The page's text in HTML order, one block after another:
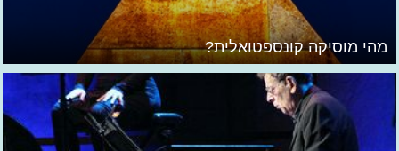
מהי מוסיקה קונספטואלית?